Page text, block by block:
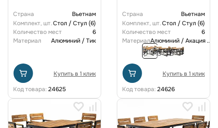
Страна
Вьетнам
Комплект, шт.Стол / Стул (6)
Количество мест
6
Материал
Алюминий / Тик
Купить в 1 клик
Код товара: 24625
Страна
Вьетнам
Комплект, шт.Стол / Стул (6)
Количество мест
6
МатериалАлюминий / Акация...
Купить в 1 клик
Код товара: 24626